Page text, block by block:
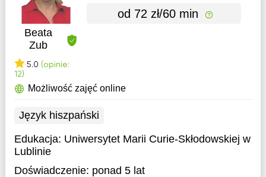
Beata
Zub
5.0 (opinie:
12)
od 72 zł/60 min
Możliwość zajęć online
Język hiszpański
Edukacja: Uniwersytet Marii Curie-Skłodowskiej w
Lublinie
Doświadczenie: ponad 5 lat